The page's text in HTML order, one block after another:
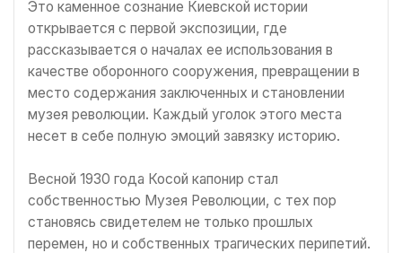
Это каменное сознание Киевской истории
открывается с первой экспозиции, где
рассказывается о началах ее использования в
качестве оборонного сооружения, превращении в
место содержания заключенных и становлении
музея революции. Каждый уголок этого места
несет в себе полную эмоций завязку историю.
Весной 1930 года Косой капонир стал
собственностью Музея Революции, с тех пор
становясь свидетелем не только прошлых
перемен, но и собственных трагических перипетий.